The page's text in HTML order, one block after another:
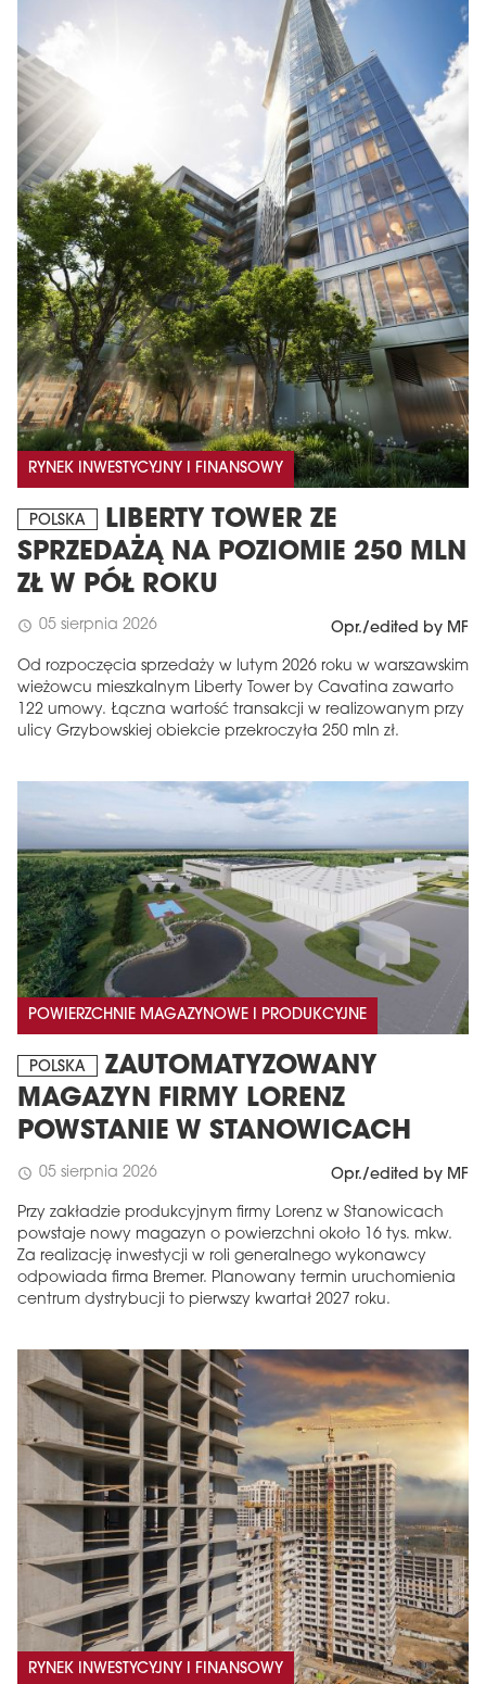
RYNEK INWESTYCYJNY I FINANSOWY
POLSKA
LIBERTY TOWER ZE
SPRZEDAŻĄ NA POZIOMIE 250 MLN
ZŁ W PÓŁ ROKU
schedule 05 sierpnia 2026 Opr./edited by MF
Od rozpoczęcia sprzedaży w lutym 2026 roku w warszawskim
wieżowcu mieszkalnym Liberty Tower by Cavatina zawarto
122 umowy. Łączna wartość transakcji w realizowanym przy
ulicy Grzybowskiej obiekcie przekroczyła 250 mln zł.
POWIERZCHNIE MAGAZYNOWE I PRODUKCYJNE
POLSKA
ZAUTOMATYZOWANY
MAGAZYN FIRMY LORENZ
POWSTANIE W STANOWICACH
schedule 05 sierpnia 2026 Opr./edited by MF
Przy zakładzie produkcyjnym firmy Lorenz w Stanowicach
powstaje nowy magazyn o powierzchni około 16 tys. mkw.
Za realizację inwestycji w roli generalnego wykonawcy
odpowiada firma Bremer. Planowany termin uruchomienia
centrum dystrybucji to pierwszy kwartał 2027 roku.
RYNEK INWESTYCYJNY I FINANSOWY